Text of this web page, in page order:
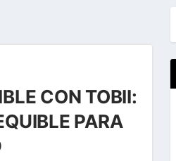
CON TOBII:
PARA